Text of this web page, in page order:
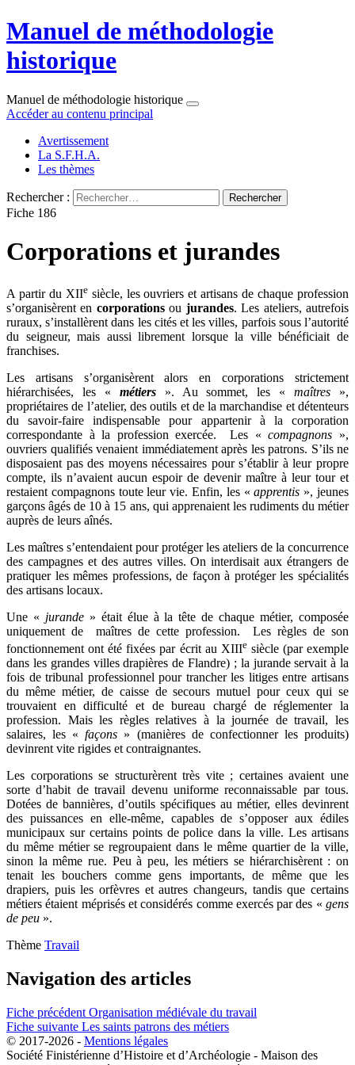
Manuel de méthodologie
historique
Manuel de méthodologie historique
Accéder au contenu principal
Avertissement
La S.F.H.A.
Les thèmes
Rechercher :
Fiche 186
Corporations et jurandes
A partir du XIIesiècle, les ouvriers et artisans de chaque profession
s’organisèrent en corporationsou jurandes. Les ateliers, autrefois
ruraux, s’installèrent dans les cités et les villes, parfois sous l’autorité
du seigneur, mais aussi librement lorsque la ville bénéficiait de
franchises.
Les artisans s’organisèrent alors en corporations strictement
hiérarchisées, les « métiers». Au sommet, les «maîtres »,
propriétaires de l’atelier, des outils et de la marchandise et détenteurs
du savoir-faire indispensable pour appartenir à la corporation
correspondante à la profession exercée. Les «compagnons »,
ouvriers qualifiés venaient immédiatement après les patrons. S’ils ne
disposaient pas des moyens nécessaires pour s’établir à leur propre
compte, ils n’avaient aucun espoir de devenir maître à leur tour et
restaient compagnons toute leur vie. Enfin, les « apprentis », jeunes
garçons âgés de 10 à 15 ans, qui apprenaient les rudiments du métier
auprès de leurs aînés.
Les maîtres s’entendaient pour protéger les ateliers de la concurrence
des campagnes et des autres villes. On interdisait aux étrangers de
pratiquer les mêmes professions, de façon à protéger les spécialités
des artisans locaux.
Une « jurande » était élue à la tête de chaque métier, composée
uniquement de maîtres de cette profession. Les règles de son
fonctionnement ont été fixées par écrit au XIIIesiècle (par exemple
dans les grandes villes drapières de Flandre) ; la jurande servait à la
fois de tribunal professionnel pour trancher les litiges entre artisans
du même métier, de caisse de secours mutuel pour ceux qui se
trouvaient en difficulté et de bureau chargé de réglementer la
profession. Mais les règles relatives à la journée de travail, les
salaires, les « façons » (manières de confectionner les produits)
devinrent vite rigides et contraignantes.
Les corporations se structurèrent très vite ; certaines avaient une
sorte d’habit de travail devenu uniforme reconnaissable par tous.
Dotées de bannières, d’outils spécifiques au métier, elles devinrent
des puissances en elle-même, capables de s’opposer aux édiles
municipaux sur certains points de police dans la ville. Les artisans
du même métier se regroupaient dans le même quartier de la ville,
sinon la même rue. Peu à peu, les métiers se hiérarchisèrent : on
tenait les bouchers comme gens importants, de même que les
drapiers, puis les orfèvres et autres changeurs, tandis que certains
métiers étaient méprisés et considérés comme exercés par des « gens
de peu ».
Thème Travail
Navigation des articles
Fiche précédent Organisation médiévale du travail
Fiche suivante Les saints patrons des métiers
© 2017-2026 - Mentions légales
Société Finistérienne d’Histoire et d’Archéologie - Maison des